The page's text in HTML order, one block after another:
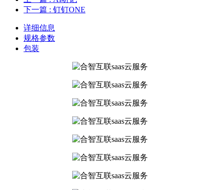
下一篇 : 钉钉ONE
详细信息
规格参数
包装